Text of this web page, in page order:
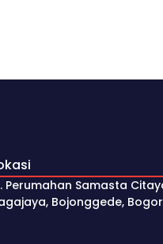
Perumahan Samasta
Bojonggede,